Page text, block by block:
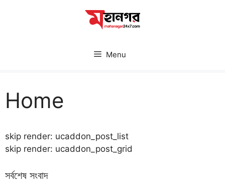
Menu
Home
skip render: ucaddon_post_list
skip render: ucaddon_post_grid
সর্বশেষ সংবাদ